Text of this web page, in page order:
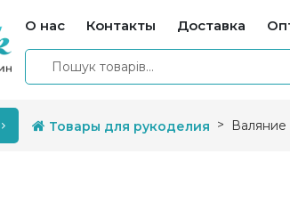
О нас Контакты Доставка
Товары для рукоделия